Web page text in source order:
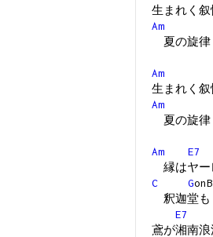
生まれく
Am
夏の旋律
Am
生まれく
Am
夏の旋律
Am E7
縁はヤー
C
G
釈迦堂
E7
鳶が湘南